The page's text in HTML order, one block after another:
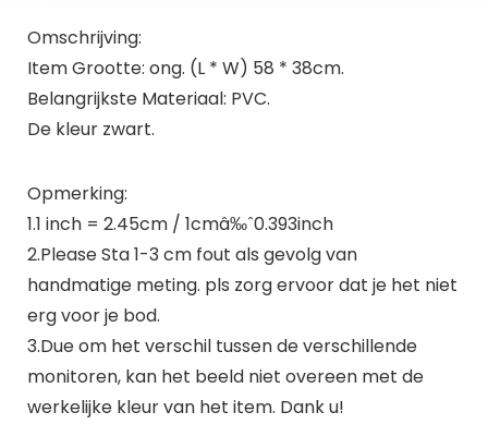
Omschrijving:
Item Grootte: ong. (L * W) 58 * 38cm.
Belangrijkste Materiaal: PVC.
De kleur zwart.
Opmerking:
1.1 inch = 2.45cm / 1cmâ‰ˆ0.393inch
2.Please Sta 1-3 cm fout als gevolg van
handmatige meting. pls zorg ervoor dat je het niet
erg voor je bod.
3.Due om het verschil tussen de verschillende
monitoren, kan het beeld niet overeen met de
werkelijke kleur van het item. Dank u!